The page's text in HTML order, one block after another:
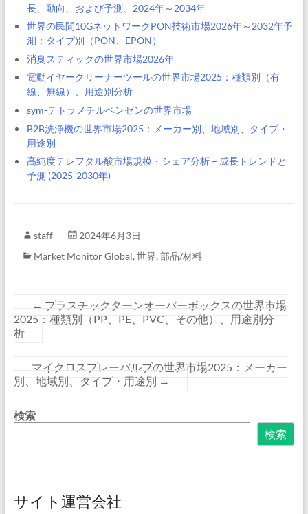
長、動向、および予測、2024年～2034年
世界の民間10GネットワークPON技術市場2026年～2032年予
測：タイプ別（PON、EPON）
消臭スティックの世界市場2026年
電動イヤークリーナーツールの世界市場2025：種類別（有
線、無線）、用途別分析
sym-テトラメチルベンゼンの世界市場
B2B洗浄機の世界市場2025：メーカー別、地域別、タイプ・
用途別
高純度テレフタル酸市場規模・シェア分析 – 成長トレンドと
予測 (2025-2030年)
staff
2024年6月3日
Market Monitor Global, 世界, 部品/材料
← プラスチックターンオーバーボックスの世界市場
2025：種類別（PP、PE、PVC、その他）、用途別分
析
マイクロスプレーバルブの世界市場2025：メーカー
別、地域別、タイプ・用途別 →
検索
検索
サイト運営会社